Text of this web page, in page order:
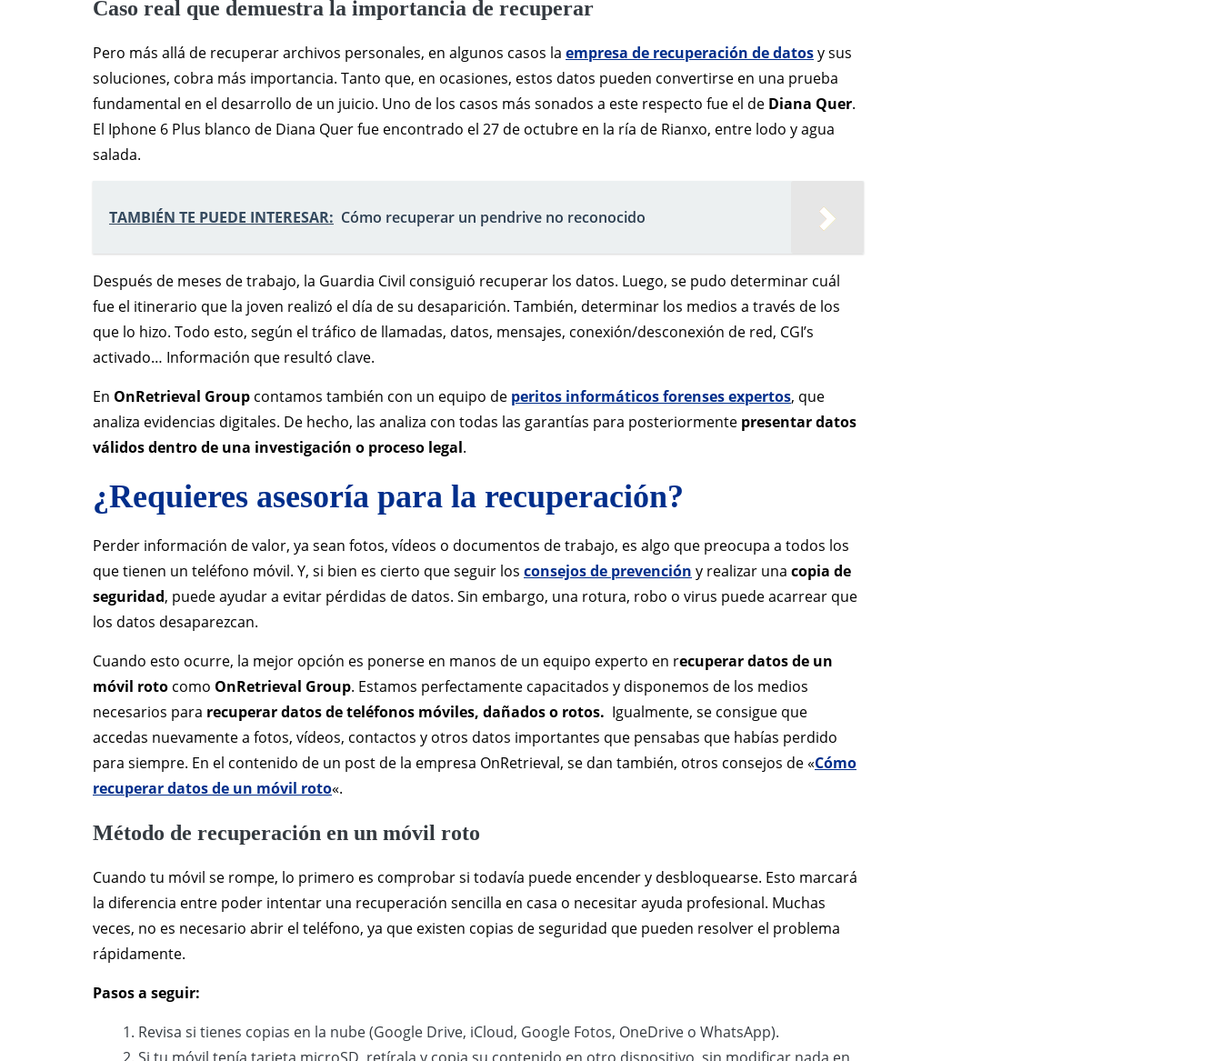
Caso real que demuestra la importancia de recuperar
Pero más allá de recuperar archivos personales, en algunos casos la empresa de recuperación de datosy sus
soluciones, cobra más importancia. Tanto que, en ocasiones, estos datos pueden convertirse en una prueba
fundamental en el desarrollo de un juicio. Uno de los casos más sonados a este respecto fue el de Diana Quer.
El Iphone 6 Plus blanco de Diana Quer fue encontrado el 27 de octubre en la ría de Rianxo, entre lodo y agua
salada.
TAMBIÉN TE PUEDE INTERESAR: Cómo recuperar un pendrive no reconocido
Después de meses de trabajo, la Guardia Civil consiguió recuperar los datos. Luego, se pudo determinar cuál
fue el itinerario que la joven realizó el día de su desaparición. También, determinar los medios a través de los
que lo hizo. Todo esto, según el tráfico de llamadas, datos, mensajes, conexión/desconexión de red, CGI’s
activado… Información que resultó clave.
En OnRetrieval Group contamos también con un equipo de peritos informáticos forenses expertos, que
analiza evidencias digitales. De hecho, las analiza con todas las garantías para posteriormente presentar datos
válidos dentro de una investigación o proceso legal.
¿Requieres asesoría para la recuperación?
Perder información de valor, ya sean fotos, vídeos o documentos de trabajo, es algo que preocupa a todos los
que tienen un teléfono móvil. Y, si bien es cierto que seguir los consejos de prevención y realizar una copia de
seguridad, puede ayudar a evitar pérdidas de datos. Sin embargo, una rotura, robo o virus puede acarrear que
los datos desaparezcan.
Cuando esto ocurre, la mejor opción es ponerse en manos de un equipo experto en recuperar datos de un
móvil roto como OnRetrieval Group. Estamos perfectamente capacitados y disponemos de los medios
necesarios para recuperar datos de teléfonos móviles, dañados o rotos. Igualmente, se consigue que
accedas nuevamente a fotos, vídeos, contactos y otros datos importantes que pensabas que habías perdido
para siempre. En el contenido de un post de la empresa OnRetrieval, se dan también, otros consejos de «Cómo
recuperar datos de un móvil roto«.
Método de recuperación en un móvil roto
Cuando tu móvil se rompe, lo primero es comprobar si todavía puede encender y desbloquearse. Esto marcará
la diferencia entre poder intentar una recuperación sencilla en casa o necesitar ayuda profesional. Muchas
veces, no es necesario abrir el teléfono, ya que existen copias de seguridad que pueden resolver el problema
rápidamente.
Pasos a seguir:
Revisa si tienes copias en la nube (Google Drive, iCloud, Google Fotos, OneDrive o WhatsApp).